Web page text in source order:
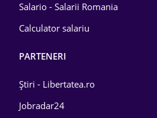
Salario - Salarii Romania
Calculator salariu
PARTENERI
Știri - Libertatea.ro
Jobradar24